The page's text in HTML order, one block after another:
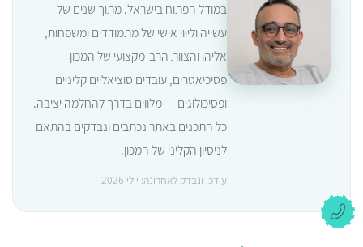
במודל הפתוח בישראל. מתוך שנים של
עשייה וליווי אישי של מתמודדים ומשפחות,
אליהו והצוות הרב-מקצועי של המכון —
פסיכיאטרים, עובדים סוציאליים קליניים
ופסיכולוגים — מלווים בדרך להחלמה יציבה.
כל התכנים באתר נכתבים ונבדקים בהתאם
לניסיון הקליני של המכון.
עודכן ונבדק לאחרונה: יולי 2026